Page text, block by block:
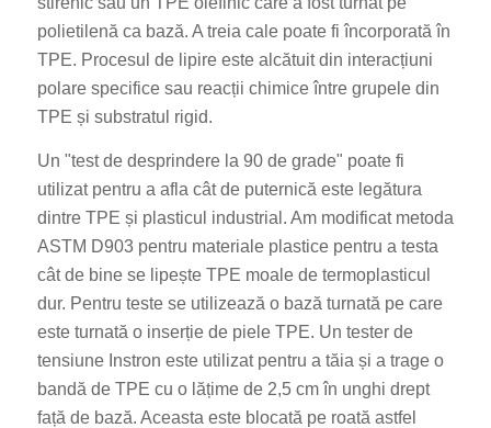
polietilenă ca bază. A treia cale poate fi încorporată în
TPE. Procesul de lipire este alcătuit din interacțiuni
polare specifice sau reacții chimice între grupele din
TPE și substratul rigid.
Un "test de desprindere la 90 de grade" poate fi
utilizat pentru a afla cât de puternică este legătura
dintre TPE și plasticul industrial. Am modificat metoda
ASTM D903 pentru materiale plastice pentru a testa
cât de bine se lipește TPE moale de termoplasticul
dur. Pentru teste se utilizează o bază turnată pe care
este turnată o inserție de piele TPE. Un tester de
tensiune Instron este utilizat pentru a tăia și a trage o
bandă de TPE cu o lățime de 2,5 cm în unghi drept
față de bază. Aceasta este blocată pe roată astfel